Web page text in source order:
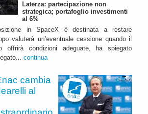
Laterza: partecipazione non
strategica; portafoglio investimenti
al 6%
in SpaceX è destinata a restare
valuterà un’eventuale cessione quando il
offrirà condizioni adeguate, ha spiegato
continua
cambia
al